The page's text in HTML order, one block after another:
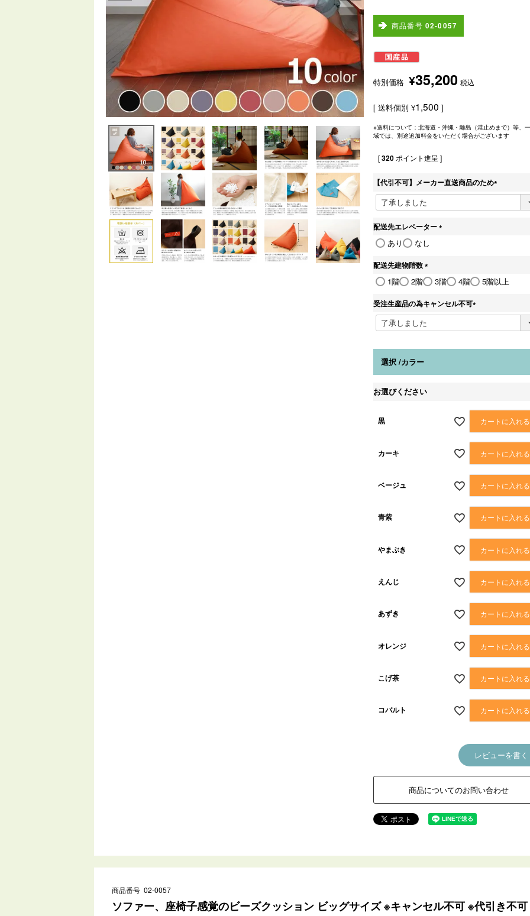
商品番号 02-0057
特別価格 ¥35,200 税込
送料個別 ¥1,500
※送料について：北海道・沖縄・離島（港止めまで）等、
域では、別途追加料金をいただく場合がございます
[320 ポイント進呈 ]
【代引不可】メーカー直送商品のため
(
須
配送先エレベーター
あり なし
配送先建物階数
(
必
)
1階 2階 3階 4階 5階以上
受注生産品の為キャンセル不可
(
須
選択 カラー
お選びください
黒 カートに入れる
カーキ カートに入れる
ベージュ カートに入れる
青紫 カートに入れる
やまぶき カートに入れる
えんじ カートに入れる
あずき カートに入れる
オレンジ カートに入れる
こげ茶 カートに入れる
コバルト カートに入れる
レビューを書く
商品についてのお問い合わせ
商品番号 02-0057
ソファー、座椅子感覚のビーズクッション ビッグサイズ ※キャンセル不可 ※代引き不可